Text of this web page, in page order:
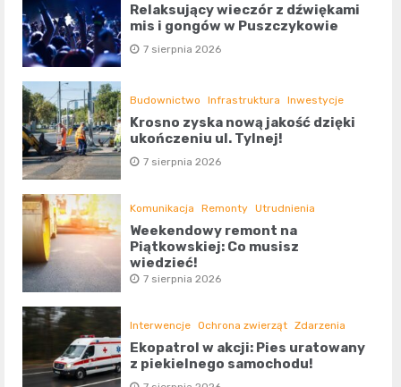
Relaksujący wieczór z dźwiękami
mis i gongów w Puszczykowie
7 sierpnia 2026
Budownictwo Infrastruktura Inwestycje
Krosno zyska nową jakość dzięki
ukończeniu ul. Tylnej!
7 sierpnia 2026
Komunikacja Remonty Utrudnienia
Weekendowy remont na
Piątkowskiej: Co musisz
wiedzieć!
7 sierpnia 2026
Interwencje Ochrona zwierząt Zdarzenia
Ekopatrol w akcji: Pies uratowany
z piekielnego samochodu!